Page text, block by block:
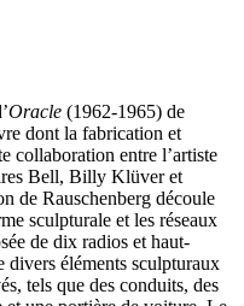
Oracle (1962-1965) de
dont la fabrication et
collaboration entre l’artiste
Bell, Billy Klüver et
de Rauschenberg découle
sculpturale et les réseaux
de dix radios et haut-
divers éléments sculpturaux
tels que des conduits, des